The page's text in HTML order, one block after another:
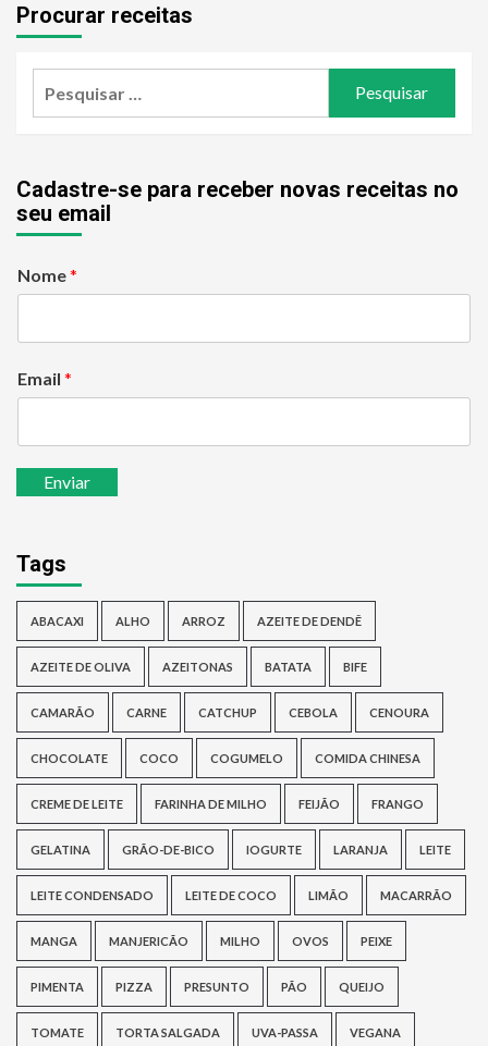
Procurar receitas
Cadastre-se para receber novas receitas no
seu email
Nome*
Email *
Enviar
Tags
ABACAXI ALHO ARROZ AZEITE DE DENDÊ
AZEITE DE OLIVA AZEITONAS BATATA BIFE
CAMARÃO CARNE CATCHUP CEBOLA CENOURA
CHOCOLATE COCO COGUMELO COMIDA CHINESA
CREME DE LEITE FARINHA DE MILHO FEIJÃO FRANGO
GELATINA GRÃO-DE-BICO IOGURTE LARANJA LEITE
LEITE CONDENSADO LEITE DE COCO LIMÃO MACARRÃO
MANGA MANJERICÃO MILHO OVOS PEIXE
PIMENTA PIZZA PRESUNTO PÃO QUEIJO
TOMATE TORTA SALGADA UVA-PASSA VEGANA